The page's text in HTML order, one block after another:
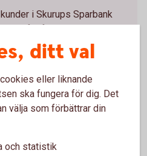
i Skurups Sparbank
för föreningar. Där har
att enkelt kunna sköta
årsvis i januari. Ordinarie
är totalt 2 040 kr per
ditt val
eller liknande
ska fungera för dig. Det
välja som förbättrar din
och statistik